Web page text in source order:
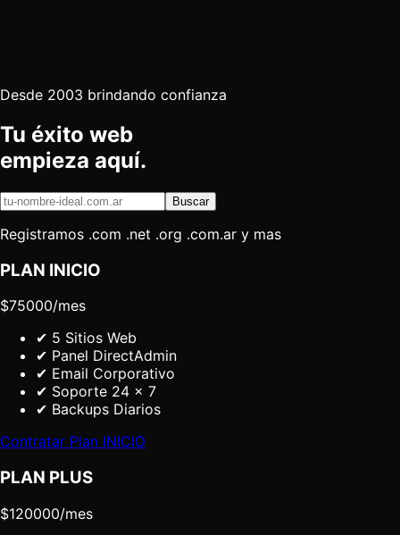
Desde 2003 brindando confianza
Tu éxito web
empieza aquí.
Buscar
Registramos .com .net .org .com.ar y mas
PLAN INICIO
$75000/mes
✔ 5 Sitios Web
✔ Panel DirectAdmin
✔ Email Corporativo
✔ Soporte 24 x 7
✔ Backups Diarios
Contratar Plan INICIO
PLAN PLUS
$120000/mes